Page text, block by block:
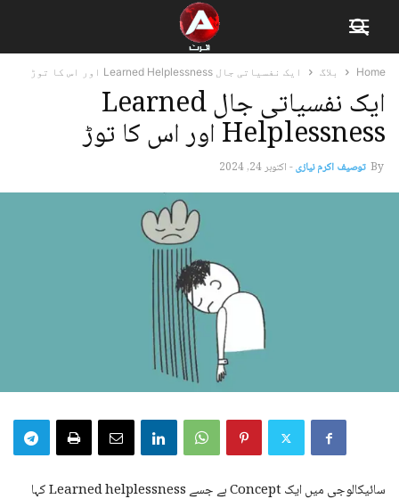
Home بلاگ ایک نفسیاتی جال Learned Helplessness اور اس کا توڑ
ایک نفسیاتی جال Learned
Helplessness اور اس کا توڑ
By توصیف اکرم نیازی-اکتوبر 24, 2024
سائیکالوجی میں ایک Concept ہے جسے Learned helplessness کہا